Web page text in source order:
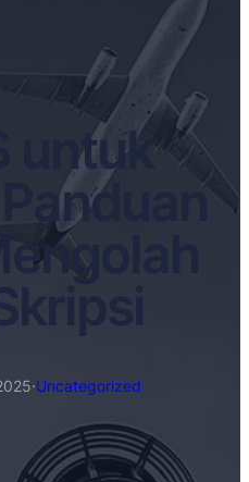
untuk
Panduan
·Uncategorized